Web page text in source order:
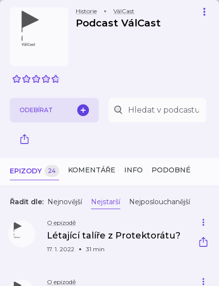
Historie VálCast
Podcast VálCast
ODEBÍRAT
EPIZODY 24 KOMENTÁŘE INFO PODOBNÉ
Řadit dle: Nejnovější Nejstarší Nejposlouchanější
O epizodě
Létající talíře z Protektorátu?
17. 1. 2022 31 min
O epizodě